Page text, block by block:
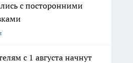
с посторонними
с 1 августа начнут